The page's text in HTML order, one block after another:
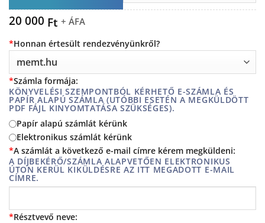
20 000 Ft + ÁFA
*Honnan értesült rendezvényünkről?
*Számla formája:
KÖNYVELÉSI SZEMPONTBÓL KÉRHETŐ E-SZÁMLA ÉS
PAPÍR ALAPÚ SZÁMLA (UTÓBBI ESETÉN A MEGKÜLDÖTT
PDF FÁJL KINYOMTATÁSA SZÜKSÉGES).
Papír alapú számlát kérünk
Elektronikus számlát kérünk
*A számlát a következő e-mail címre kérem megküldeni:
A DÍJBEKÉRŐ/SZÁMLA ALAPVETŐEN ELEKTRONIKUS
ÚTON KERÜL KIKÜLDÉSRE AZ ITT MEGADOTT E-MAIL
CÍMRE.
*Résztvevő neve: